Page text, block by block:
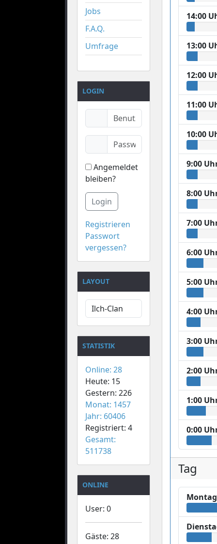
Jobs
F.A.Q.
Umfrage
LOGIN
Angemeldet
bleiben?
Login
Registrieren
Passwort
vergessen?
LAYOUT
STATISTIK
Online: 28
Heute: 15
Gestern: 226
Monat: 1457
Jahr: 60406
Registriert: 4
Gesamt:
511738
ONLINE
User: 0
Gäste: 28
14:00
13:00
12:00
11:00
10:00
9:00
8:00
7:00
6:00
5:00
4:00
3:00
2:00
1:00
0:00
Tag
Montag